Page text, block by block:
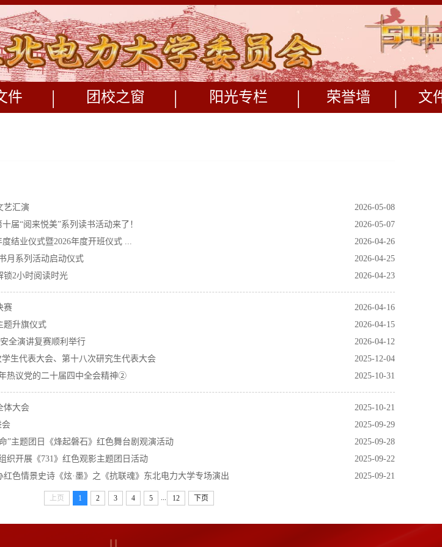
件 | 团校之窗 | 阳光专栏 | 荣誉墙 | 文
2026-05-08
艺汇演
2026-05-07
届“阅来悦美”系列读书活动来了！
2026-04-26
结业仪式暨2026年度开班仪式 ...
2026-04-25
月系列活动启动仪式
2026-04-23
锁2小时阅读时光
2026-04-16
赛
2026-04-15
题升旗仪式
2026-04-12
全演讲复赛顺利举行
2025-12-04
生代表大会、第十八次研究生代表大会
2025-10-31
热议党的二十届四中全会精神②
2025-10-21
体大会
2025-09-29
会
2025-09-28
”主题团日《烽起磐石》红色舞台剧观演活动
2025-09-22
织开展《731》红色观影主题团日活动
2025-09-21
色情景史诗《炫·墨》之《抗联魂》东北电力大学专场演出
上页 1 2 3 4 5 12 下页